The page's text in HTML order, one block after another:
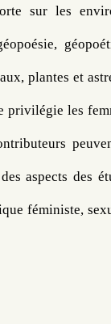
sur les
plantes et
privilégie les
aspects des
féministe,